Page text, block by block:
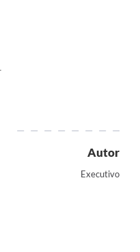
Autor
Executivo